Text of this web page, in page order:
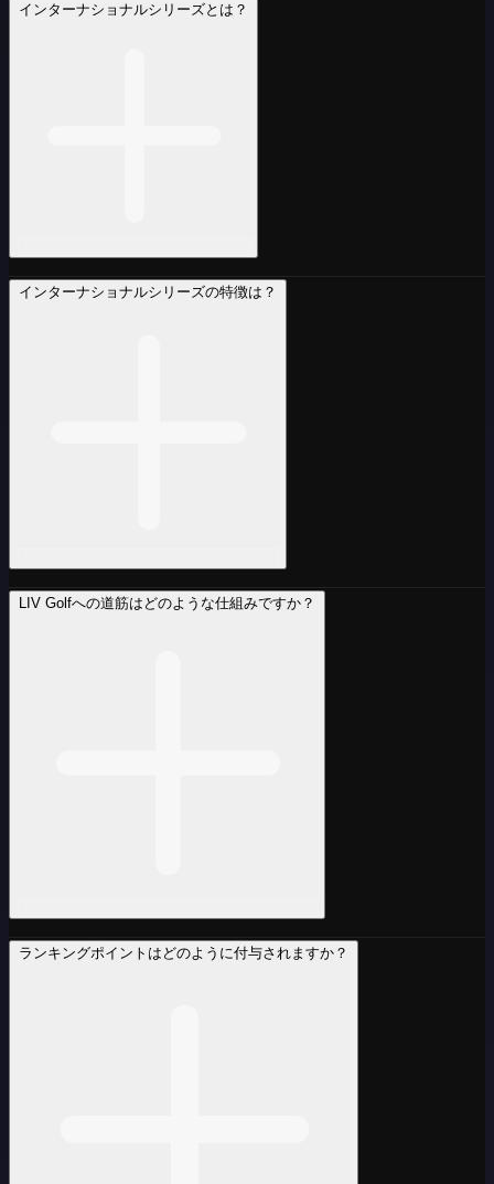
インターナショナルシリーズとは？
インターナショナルシリーズの特徴は？
LIV Golfへの道筋はどのような仕組みですか？
ランキングポイントはどのように付与されますか？